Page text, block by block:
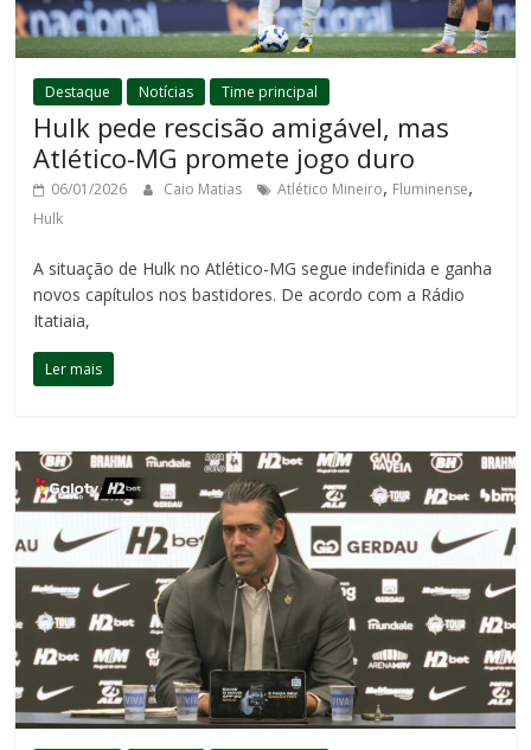
Destaque Notícias Time principal
Hulk pede rescisão amigável, mas
Atlético-MG promete jogo duro
06/01/2026 Caio Matias Atlético Mineiro, Fluminense,
Hulk
A situação de Hulk no Atlético-MG segue indefinida e ganha
novos capítulos nos bastidores. De acordo com a Rádio
Itatiaia,
Ler mais